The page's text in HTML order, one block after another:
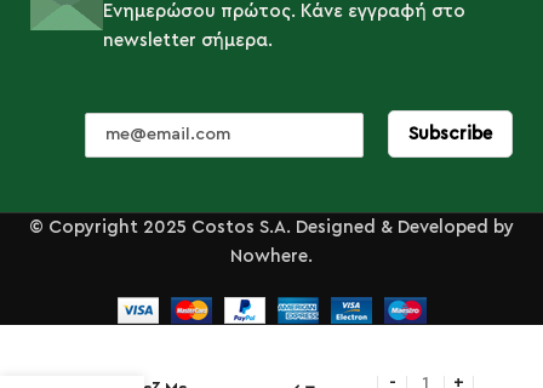
Ενημερώσου πρώτος. Κάνε εγγραφή στο
newsletter σήμερα.
© Copyright 2025 Costos S.A. Designed & Developed by
Nowhere.